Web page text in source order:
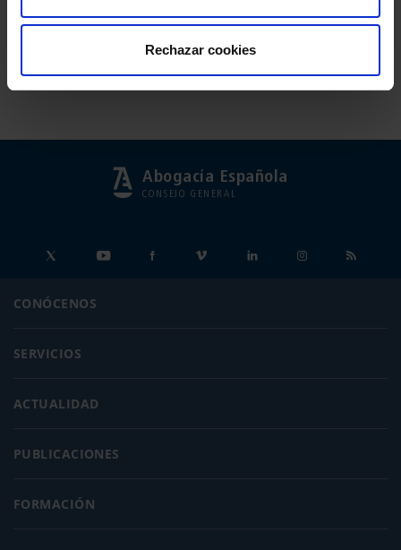
Rechazar cookies
Abogacía Española
CONSEJO GENERAL
CONÓCENOS
SERVICIOS
ACTUALIDAD
PUBLICACIONES
FORMACIÓN